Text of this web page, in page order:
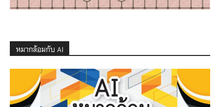
หมากล้อมกับ AI